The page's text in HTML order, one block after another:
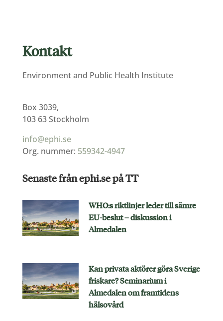
Kontakt
Environment and Public Health Institute
Box 3039,
103 63 Stockholm
info@ephi.se
Org. nummer: 559342-4947
Senaste från ephi.se på TT
WHO:s riktlinjer leder till sämre
EU-beslut – diskussion i
Almedalen
Kan privata aktörer göra Sverige
friskare? Seminarium i
Almedalen om framtidens
hälsovård